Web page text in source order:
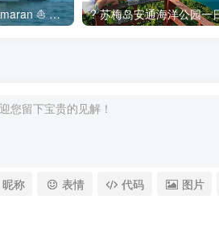
Samui Buddy Catamaran ⛵ 苏梅岛双体船包船 ?️ ? 苏梅岛安通海洋公园一
昵称 表情 代码 图片